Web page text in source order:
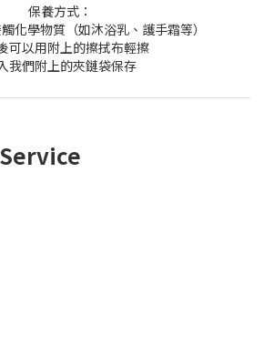
保養方式：
化學物質（如沐浴乳、護手霜等）
可以用附上的擦拭布輕擦
我們附上的夾鏈袋保存